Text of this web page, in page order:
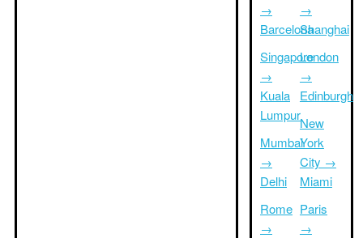
→
Barcelona
Singapore
→
Kuala
Lumpur
Mumbai
→
Delhi
Rome
→
→
Shanghai
London
→
Edinburgh
New
York
City →
Miami
Paris
→